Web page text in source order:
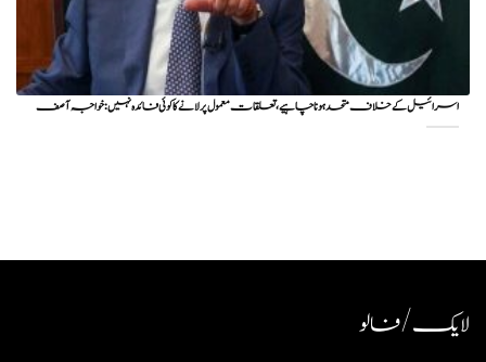
اسرائیل کے خلاف متحد ہونا چاہیے، تعلقات معمول پر لانے کا کوئی فائدہ نہیں: خواجہ آصف
لایک / فالو